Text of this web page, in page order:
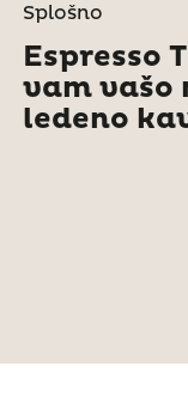
Splošno
Espresso
vam vašo
ledeno